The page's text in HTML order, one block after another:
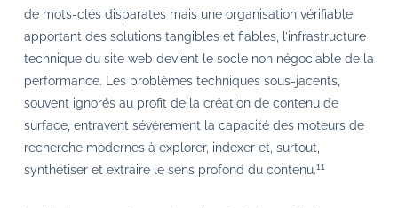
de mots-clés disparates mais une organisation vérifiable
apportant des solutions tangibles et fiables, l’infrastructure
technique du site web devient le socle non négociable de la
performance. Les problèmes techniques sous-jacents,
souvent ignorés au profit de la création de contenu de
surface, entravent sévèrement la capacité des moteurs de
recherche modernes à explorer, indexer et, surtout,
synthétiser et extraire le sens profond du contenu.11